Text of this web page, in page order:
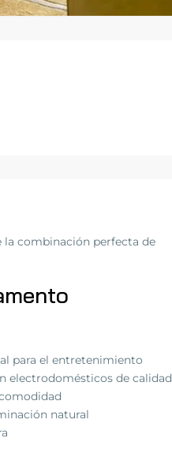
combinación perfecta de
para el entretenimiento
electrodomésticos de calidad
natural